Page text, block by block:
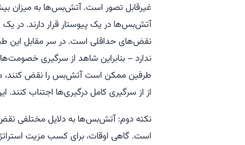
غیرقابل تصور است. آتش‌بس‌ها به میزان
آتش‌بس‌ها در یک پیوستار قرار دارند. در
نقض‌های حداقلی است. در سر مقابل این
ندارد – بنابراین شاهد از سرگیری
طرفین ممکن است آتش‌بس را نقض
از از سرگیری کامل درگیری‌ها اجتناب
نکته دوم: آتش‌بس‌ها به دلایل مختلفی
است. گاهی اوقات، برای کسب مزیت